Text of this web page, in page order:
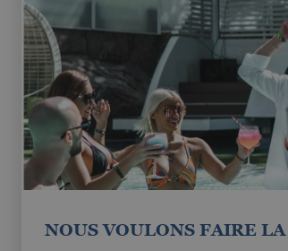
NOUS VOULONS FAIRE